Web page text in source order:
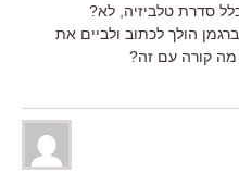
סדרת טלביזיה, לא?
הולך לכתוב ולביים את
מה קורה עם זה?